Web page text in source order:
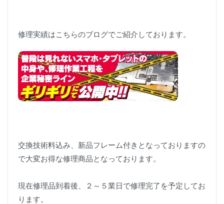
修理実績はこちらのブログでご紹介しております。
交換技術料込み、新品フレーム付きとなっておりますの
で大変お得な修理商品となっております。
現在修理品到着後、２～５業日で修理完了を予定してお
ります。